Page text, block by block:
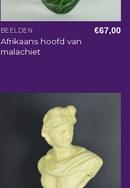
BEELDEN
Afrikaans hoofd van
malachiet
€67,00